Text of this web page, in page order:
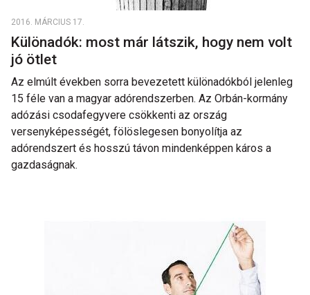
2016. MÁRCIUS 17.
Különadók: most már látszik, hogy nem volt
jó ötlet
Az elmúlt években sorra bevezetett különadókból jelenleg
15 féle van a magyar adórendszerben. Az Orbán-kormány
adózási csodafegyvere csökkenti az ország
versenyképességét, fölöslegesen bonyolítja az
adórendszert és hosszú távon mindenképpen káros a
gazdaságnak.